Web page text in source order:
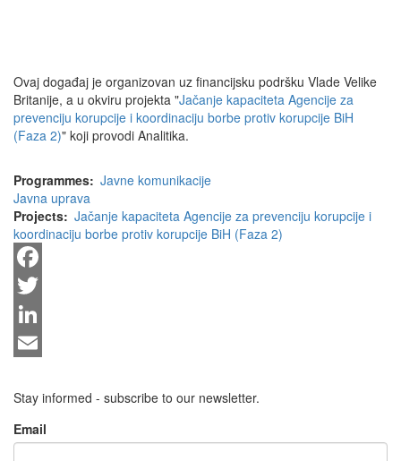
Ovaj događaj je organizovan uz financijsku podršku Vlade Velike
Britanije, a u okviru projekta "Jačanje kapaciteta Agencije za
prevenciju korupcije i koordinaciju borbe protiv korupcije BiH
(Faza 2)" koji provodi Analitika.
Programmes Javne komunikacije
Javna uprava
Projects Jačanje kapaciteta Agencije za prevenciju korupcije i
koordinaciju borbe protiv korupcije BiH (Faza 2)
Facebook
Twitter
LinkedIn
Stay informed - subscribe to our newsletter.
Email